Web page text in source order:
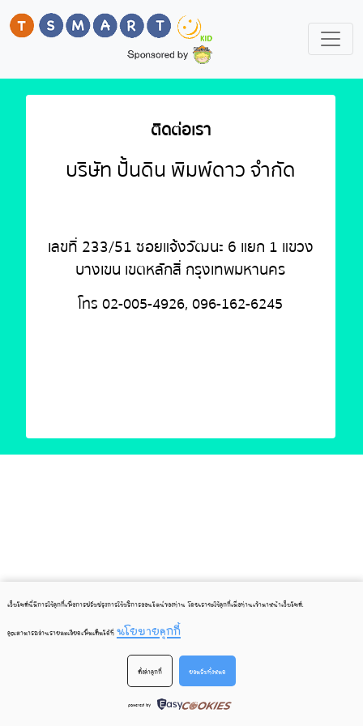
ติดต่อเรา
บริษัท ปั้นดิน พิมพ์ดาว จำกัด
เลขที่ 233/51 ซอยแจ้งวัฒนะ 6 แยก 1 แขวง
บางเขน เขตหลักสี่ กรุงเทพมหานคร
โทร 02-005-4926, 096-162-6245
เว็บไซต์นี้มีการใช้คุกกี้เพื่อการปรับปรุงการใช้บริการออนไลน์ของท่าน โดยเราจะใช้คุกกี้เมื่อท่านเข้ามาหน้าเว็บไซต์.
คุณสามารถอ่านรายละเอียดเพิ่มเติมได้ที่ นโยบายคุกกี้
ตั้งค่าคุกกี้ ยอมรับทั้งหมด
powered by